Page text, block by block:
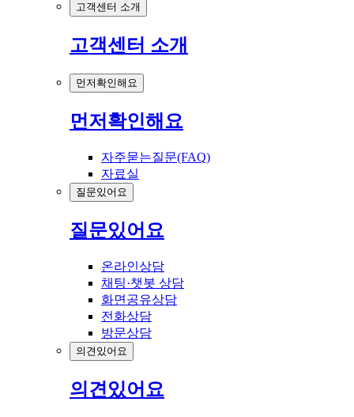
고객센터 소개
고객센터 소개
먼저확인해요
먼저확인해요
자주묻는질문(FAQ)
자료실
질문있어요
질문있어요
온라인상담
채팅·챗봇 상담
화면공유상담
전화상담
방문상담
의견있어요
의견있어요